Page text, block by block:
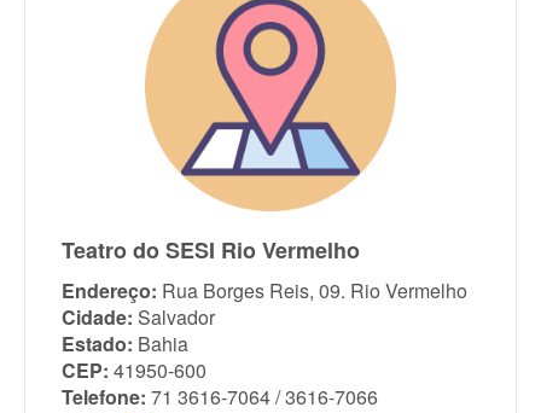
Teatro do SESI Rio Vermelho
Endereço: Rua Borges Reis, 09. Rio Vermelho
Cidade: Salvador
Estado: Bahia
CEP: 41950-600
Telefone: 71 3616-7064 / 3616-7066